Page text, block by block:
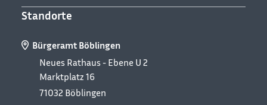
Standorte
Bürgeramt Böblingen
Neues Rathaus - Ebene U 2
Marktplatz 16
71032 Böblingen